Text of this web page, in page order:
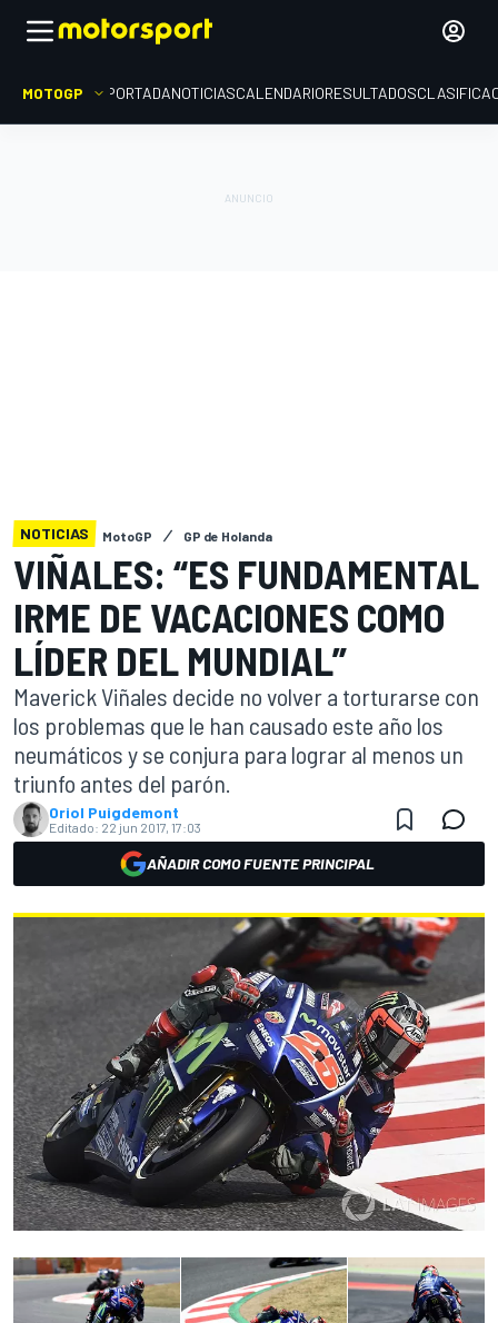
MOTOGP PORTADANOTICIASCALENDARIORESULTADOS
NOTICIAS MotoGP GP de Holanda
VIÑALES: “ES FUNDAMENTAL
IRME DE VACACIONES COMO
LÍDER DEL MUNDIAL”
Maverick Viñales decide no volver a torturarse con
los problemas que le han causado este año los
neumáticos y se conjura para lograr al menos un
triunfo antes del parón.
Oriol Puigdemont
Editado: 22 jun 2017, 17:03
AÑADIR COMO FUENTE PRINCIPAL